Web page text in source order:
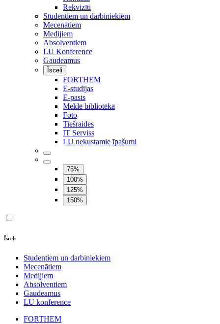
Rekvizīti
Studentiem un darbiniekiem
Mecenātiem
Medijiem
Absolventiem
LU Konference
Gaudeamus
Īsceļi
FORTHEM
E-studijas
E-pasts
Meklē bibliotēkā
Foto
Tiešraides
IT Serviss
LU nekustamie īpašumi
75%
100%
125%
150%
Īsceļi
Studentiem un darbiniekiem
Mecenātiem
Medijiem
Absolventiem
Gaudeamus
LU konference
FORTHEM